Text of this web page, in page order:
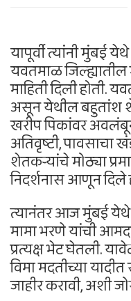
यापूर्वी त्यांनी मुंबई
यवतमाळ जिल्ह्यातील
माहिती दिली होती.
असून येथील बहुतांश
खरीप पिकांवर
अतिवृष्टी, पावसाचा
शेतकऱ्यांचे मोठ्या
निदर्शनास आणून दिले
त्यानंतर आज मुंबई येथे
मामा भरणे यांची
प्रत्यक्ष भेट घेतली.
विमा मदतीच्या
जाहीर करावी, अशी